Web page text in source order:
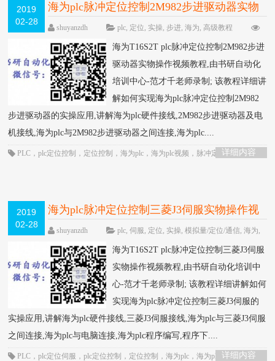
2019
02-28
海为plc脉冲定位控制2M982步进驱动器实物
操作视频教程-书研自动化培训中心制作
HOT
shuyanzdh plc, 定位, 实操,步进,海为,高级教程
海为T16S2T plc脉冲定位控制2M982步进
驱动器实物操作视频教程,由书研自动化
培训中心-范才千老师录制; 该教程详细讲
解如何实现海为plc脉冲定位控制2M982
步进驱动器的实操应用,讲解海为plc硬件接线,2M982步进驱动器及电
机接线,海为plc与2M982步进驱动器之间连接,海为plc....
详细内容
PLC ，plc定位控制 ， 定位控制 ，海为plc ，海为plc视频 ， 脉冲定位
2019
02-28
海为plc脉冲定位控制三菱J3伺服实物操作视
频教程-书研自动化培训中心制作 HOT
shuyanzdh plc,伺服, 定位, 实操,模拟量/定位/通信,海为,
海为T16S2T plc脉冲定位控制三菱J3伺服
实物操作视频教程,由书研自动化培训中
心-范才千老师录制; 该教程详细讲解如何
实现海为plc脉冲定位控制三菱J3伺服的
实操应用,讲解海为plc硬件接线,三菱J3伺服接线,海为plc与三菱J3伺服
之间连接,海为plc与电脑连接,海为plc程序编写,程序下....
详细内容
PLC ，plc定位伺服 ，plc定位控制 ， 定位控制 ，海为plc ，海为plc视频 ，脉冲